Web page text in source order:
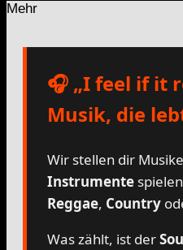
Mehr
🎧 „I feel if it
Musik, die
Wir stellen dir
Instrumente
Reggae, Country
Was zählt, ist der